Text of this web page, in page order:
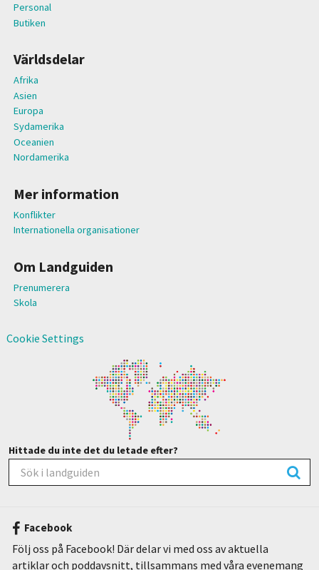
Personal
Butiken
Världsdelar
Afrika
Asien
Europa
Sydamerika
Oceanien
Nordamerika
Mer information
Konflikter
Internationella organisationer
Om Landguiden
Prenumerera
Skola
Cookie Settings
Hittade du inte det du letade efter?
Facebook
Följ oss på Facebook! Där delar vi med oss av aktuella
artiklar och poddavsnitt, tillsammans med våra evenemang